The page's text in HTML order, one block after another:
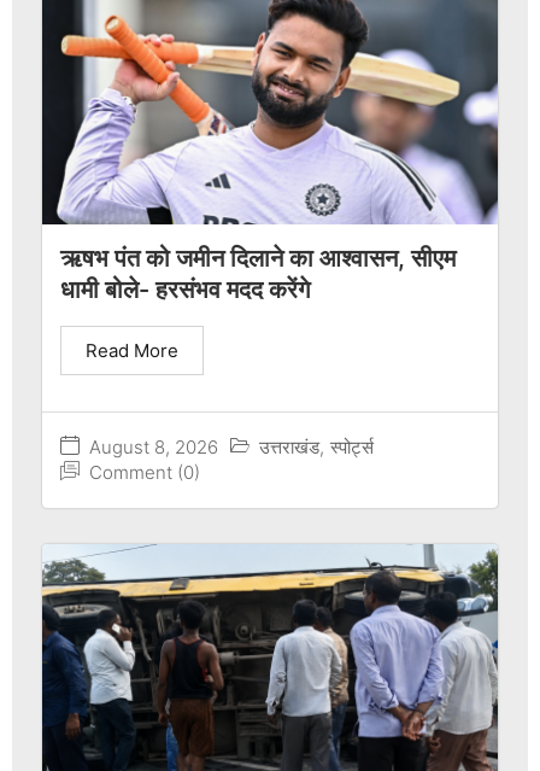
ऋषभ पंत को जमीन दिलाने का आश्वासन, सीएम
धामी बोले- हरसंभव मदद करेंगे
August 8, 2026 उत्तराखंड, स्पोर्ट्स
Comment (0)
Read More